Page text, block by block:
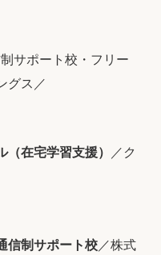
制サポート校・フリー
グス／
在宅学習支援） ／ク
信制サポート校／株式